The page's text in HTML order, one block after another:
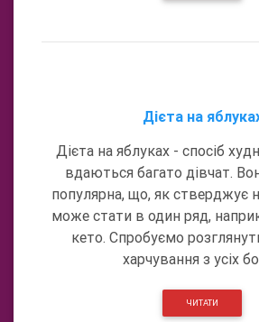
Дієта на
Дієта на яблуках - спосіб
вдаються багато дівчат.
популярна, що, як стверджує
може стати в один ряд,
кето. Спробуємо
харчування з усіх
ЧИТАТИ